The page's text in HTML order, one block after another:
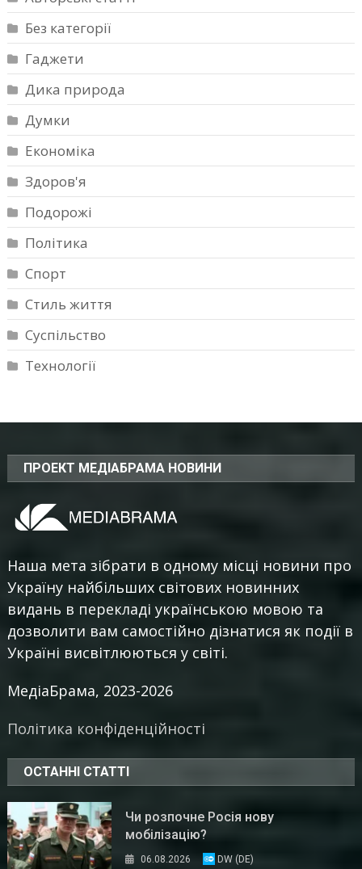
Без категорії
Гаджети
Дика природа
Думки
Економіка
Здоров'я
Подорожі
Політика
Спорт
Стиль життя
Суспільство
Технології
ПРОЕКТ МЕДІАБРАМА НОВИНИ
Наша мета зібрати в одному місці новини про
Україну найбільших світових новинних
видань в перекладі українською мовою та
дозволити вам самостійно дізнатися як події в
Україні висвітлюються у світі.
МедіаБрама, 2023-2026
Політика конфіденційності
ОСТАННІ СТАТТІ
Чи розпочне Росія нову
мобілізацію?
06.08.2026 DW (DE)